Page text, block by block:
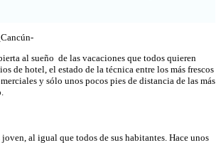
al sueño de las vacaciones que todos quieren
de hotel, el estado de la técnica entre los más frescos
y sólo unos pocos pies de distancia de las más
al igual que todos de sus habitantes. Hace unos